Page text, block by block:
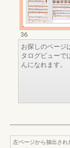
36
お探しのページ
タログビューで
んになれます。
左ページから抽出され